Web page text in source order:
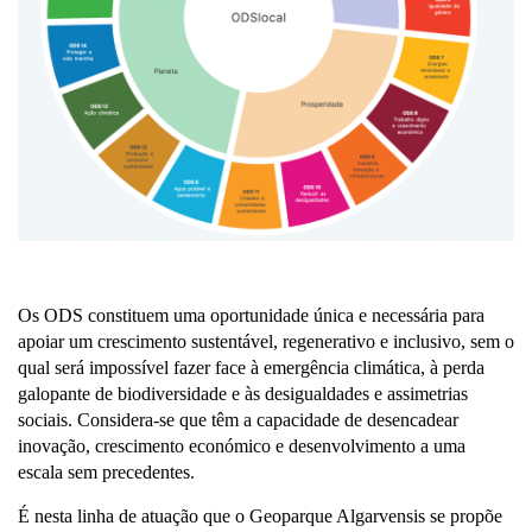
Os ODS constituem uma oportunidade única e necessária para
apoiar um crescimento sustentável, regenerativo e inclusivo, sem o
qual será impossível fazer face à emergência climática, à perda
galopante de biodiversidade e às desigualdades e assimetrias
sociais. Considera-se que têm a capacidade de desencadear
inovação, crescimento económico e desenvolvimento a uma
escala sem precedentes.
É nesta linha de atuação que o Geoparque Algarvensis se propõe